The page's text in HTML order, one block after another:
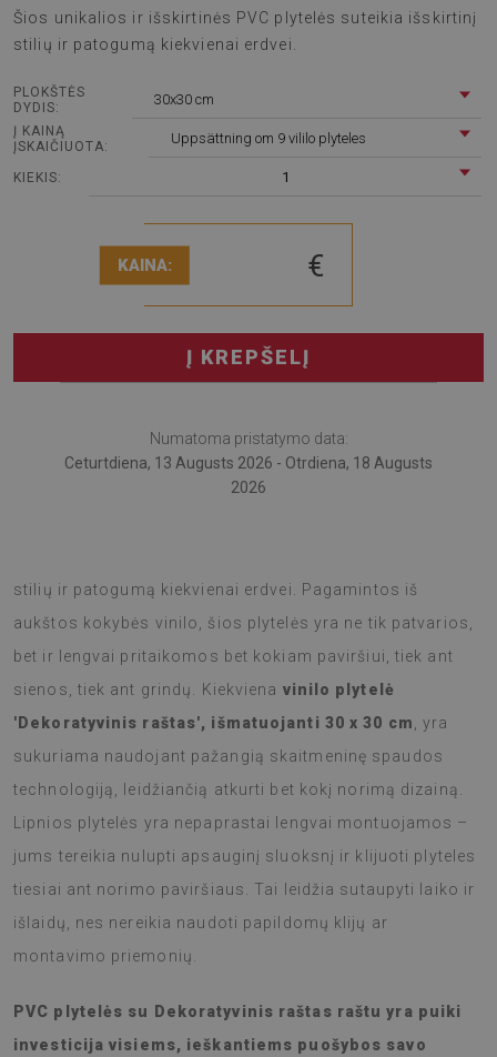
Šios unikalios ir išskirtinės PVC plytelės suteikia išskirtinį
stilių ir patogumą kiekvienai erdvei.
PLOKŠTĖS
DYDIS:
30x30 cm
Į KAINĄ
ĮSKAIČIUOTA:
Uppsättning om 9 vililo plyteles
KIEKIS: 1
KAINA: €
Į KREPŠELĮ
Numatoma pristatymo data:
Ceturtdiena, 13 Augusts 2026 - Otrdiena, 18 Augusts
2026
stilių ir patogumą kiekvienai erdvei. Pagamintos iš
aukštos kokybės vinilo, šios plytelės yra ne tik patvarios,
bet ir lengvai pritaikomos bet kokiam paviršiui, tiek ant
sienos, tiek ant grindų. Kiekviena vinilo plytelė
'Dekoratyvinis raštas', išmatuojanti 30 x 30 cm
, yra
sukuriama naudojant pažangią skaitmeninę spaudos
technologiją, leidžiančią atkurti bet kokį norimą dizainą.
Lipnios plytelės yra nepaprastai lengvai montuojamos –
jums tereikia nulupti apsauginį sluoksnį ir klijuoti plyteles
tiesiai ant norimo paviršiaus. Tai leidžia sutaupyti laiko ir
išlaidų, nes nereikia naudoti papildomų klijų ar
montavimo priemonių.
PVC plytelės su Dekoratyvinis raštas raštu yra puiki
investicija visiems, ieškantiems puošybos savo